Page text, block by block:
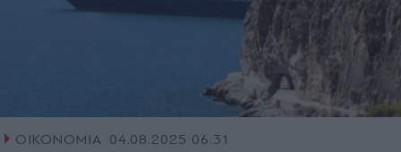
ΟΙΚΟΝΟΜΙΑ 04.08.2025 06:31